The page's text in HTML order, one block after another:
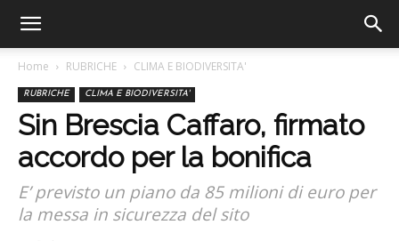
Home RUBRICHE CLIMA E BIODIVERSITA'
RUBRICHE CLIMA E BIODIVERSITA'
Sin Brescia Caffaro, firmato
accordo per la bonifica
E’ previsto un piano da 85 milioni di euro per
la messa in sicurezza del sito